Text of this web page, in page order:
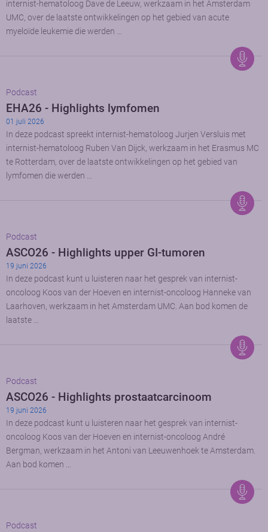
internist-hematoloog Dave de Leeuw, werkzaam in het Amsterdam
UMC, over de laatste ontwikkelingen op het gebied van acute
myeloïde leukemie die werden …
Podcast
EHA26 - Highlights lymfomen
01 juli 2026
In deze podcast spreekt internist-hematoloog Jurjen Versluis met
internist-hematoloog Ruben Van Dijck, werkzaam in het Erasmus MC
te Rotterdam, over de laatste ontwikkelingen op het gebied van
lymfomen die werden …
Podcast
ASCO26 - Highlights upper GI-tumoren
19 juni 2026
In deze podcast kunt u luisteren naar het gesprek van internist-
oncoloog Koos van der Hoeven en internist-oncoloog Hanneke van
Laarhoven, werkzaam in het Amsterdam UMC. Aan bod komen de
laatste …
Podcast
ASCO26 - Highlights prostaatcarcinoom
19 juni 2026
In deze podcast kunt u luisteren naar het gesprek van internist-
oncoloog Koos van der Hoeven en internist-oncoloog André
Bergman, werkzaam in het Antoni van Leeuwenhoek te Amsterdam.
Aan bod komen …
Podcast